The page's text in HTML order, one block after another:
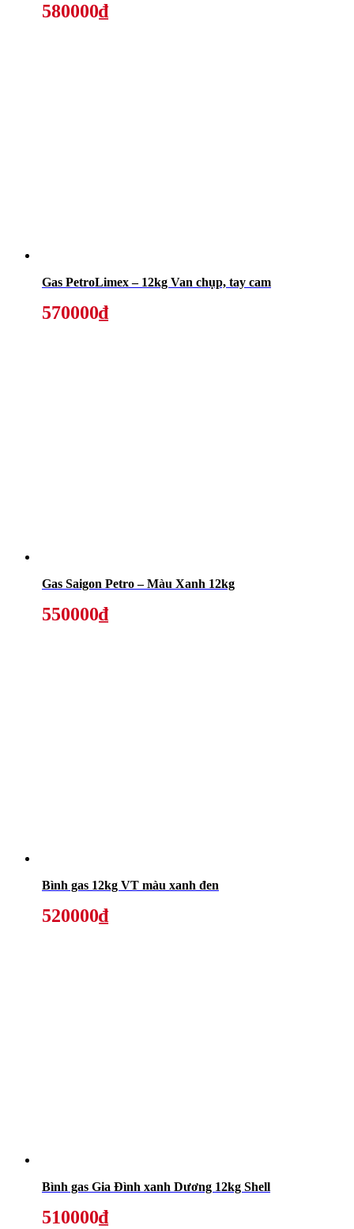
580000₫
Gas PetroLimex – 12kg Van chụp, tay cam
570000₫
Gas Saigon Petro – Màu Xanh 12kg
550000₫
Bình gas 12kg VT màu xanh đen
520000₫
Bình gas Gia Đình xanh Dương 12kg Shell
510000₫